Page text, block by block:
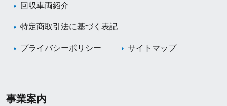
回収車両紹介
特定商取引法に基づく表記
プライバシーポリシー サイトマップ
事業案内